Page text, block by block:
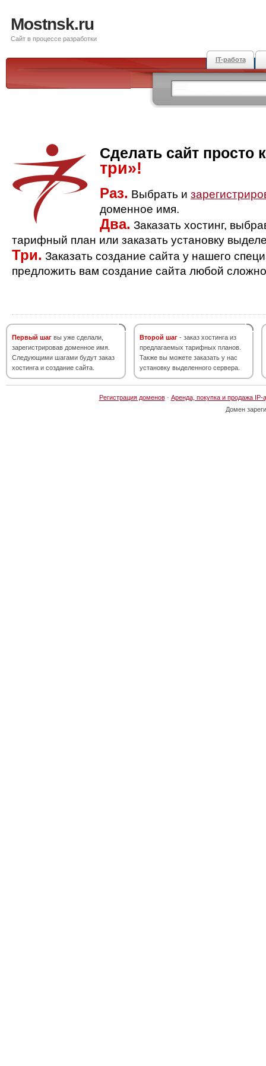
Mostnsk.ru
Сайт в процессе разработки
IT-работа
Сделать сайт просто
три»!
Раз. Выбрать и
доменное имя.
Два. Заказать хостинг,
тарифный план или заказать установку
Три. Заказать создание сайта у нашего
предложить вам создание сайта любой
Первый шаг вы уже сделали,
зарегистрировав доменное имя.
Следующими шагами будут заказ
хостинга и создание сайта.
Второй шаг - заказ хостинга из
предлагаемых тарифных планов.
Также вы можете заказать у нас
установку выделенного сервера.
Регистрация доменов· Аренда, покупка и продажа IP-
Домен